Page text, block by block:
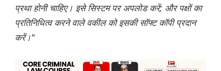
प्रथा होनी चाहिए। इसे सिस्टम पर अपलोड करें; और पक्षों का
प्रतिनिधित्व करने वाले वकील को इसकी सॉफ्ट कॉपी प्रदान
करें।"